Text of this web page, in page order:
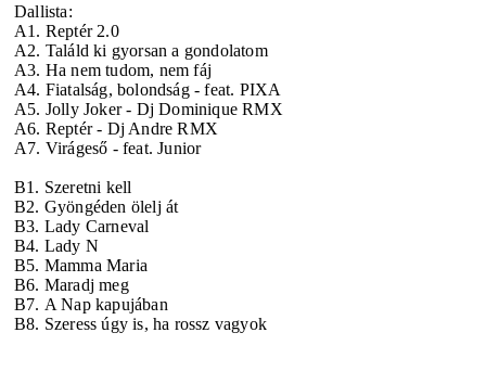
Dallista:
A1. Reptér 2.0
A2. Találd ki gyorsan a gondolatom
A3. Ha nem tudom, nem fáj
A4. Fiatalság, bolondság - feat. PIXA
A5. Jolly Joker - Dj Dominique RMX
A6. Reptér - Dj Andre RMX
A7. Virágeső - feat. Junior
B1. Szeretni kell
B2. Gyöngéden ölelj át
B3. Lady Carneval
B4. Lady N
B5. Mamma Maria
B6. Maradj meg
B7. A Nap kapujában
B8. Szeress úgy is, ha rossz vagyok